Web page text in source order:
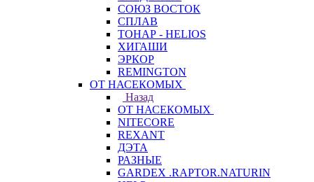
СОЮЗ ВОСТОК
СПЛАВ
ТОНАР - HELIOS
ХИГАШИ
ЭРКОР
REMINGTON
ОТ НАСЕКОМЫХ
Назад
ОТ НАСЕКОМЫХ
NITECORE
REXANT
ДЭТА
РАЗНЫЕ
GARDEX .RAPTOR.NATURIN